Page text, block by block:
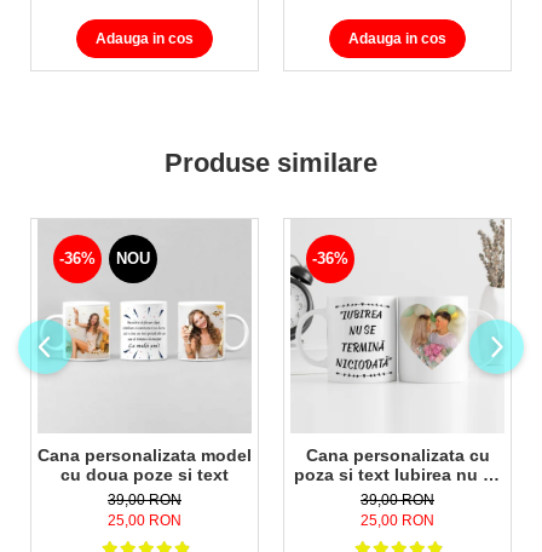
specifice produsului
Adauga in cos Adauga in cos
Produse similare
-36% NOU
Cana personalizata model
cu doua poze si text
39,00 RON
25,00 RON
-36%
Cana personalizata cu
poza si text Iubirea nu se
termina niciodata
39,00 RON
25,00 RON